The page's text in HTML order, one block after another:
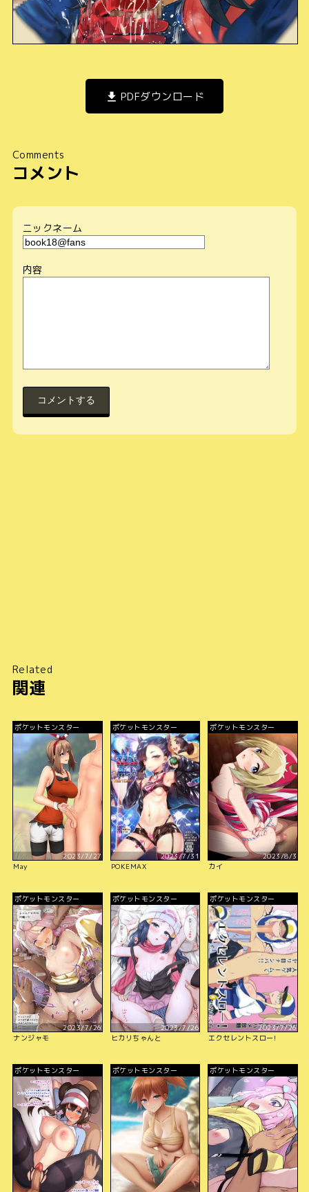
PDFダウンロード
Comments
コメント
Related
関連
ポケットモンスター
2023/7/27
May
ポケットモンスター
2023/7/31
POKEMAX
ポケットモンスター
2023/8/3
カイ
ポケットモンスター
2023/7/26
ナンジャモ
ポケットモンスター
2023/7/26
ヒカリちゃんと
ポケットモンスター
2023/7/26
エクセレントスロー!
ポケットモンスター ポケットモンスター ポケットモンスター